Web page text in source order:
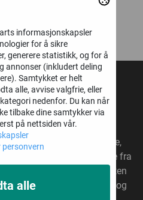
AS
varer
butikkjede som selger gave,
våre produkter direkte fra
mellomledd. På den måten
priser. Vårt hovedlager og
informasjonskapsler
for å sikre
generere statistikk, og for å
annonser (inkludert deling
Samtykket er helt
alle, avvise valgfrie, eller
nedenfor. Du kan når
tilbake dine samtykker via
på nettsiden vår.
alle